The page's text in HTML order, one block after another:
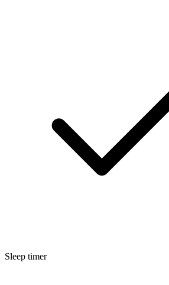
Sleep timer